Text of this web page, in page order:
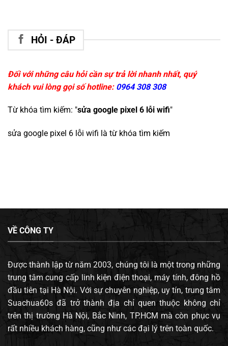
HỎI - ĐÁP
Đối với những câu hỏi cần sự trả lời nhanh nhất, quý
khách vui lòng gọi số hotline: 0964 308 308
Từ khóa tìm kiếm: "sửa google pixel 6 lỗi wifi"
sửa google pixel 6 lỗi wifi là từ khóa tìm kiếm
VỀ CÔNG TY
Được thành lập từ năm 2003, chúng tôi là một trong những
trung tâm cung cấp linh kiện điện thoại, máy tính, đông hồ
đầu tiên tại Hà Nội. Với sự chuyên nghiệp, uy tín, trung tâm
Suachua60s đã trở thành địa chỉ quen thuộc không chỉ
trên thị trường Hà Nội, Bắc Ninh, TP.HCM mà còn phục vụ
rất nhiều khách hàng, cũng như các đại lý trên toàn quốc.